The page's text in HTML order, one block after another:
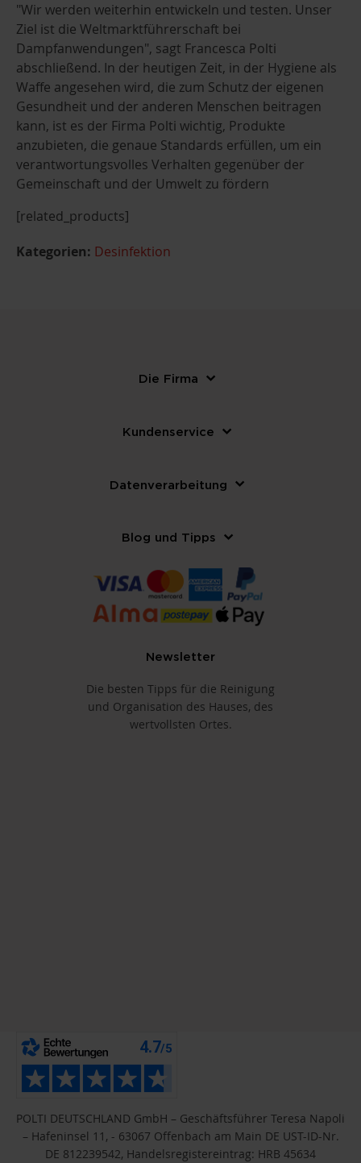
"Wir werden weiterhin entwickeln und testen. Unser
Ziel ist die Weltmarktführerschaft bei
Dampfanwendungen", sagt Francesca Polti
abschließend. In der heutigen Zeit, in der Hygiene als
Waffe angesehen wird, die zum Schutz der eigenen
Gesundheit und der anderen Menschen beitragen
kann, ist es der Firma Polti wichtig, Produkte
anzubieten, die genaue Standards erfüllen, um ein
verantwortungsvolles Verhalten gegenüber der
Gemeinschaft und der Umwelt zu fördern
[related_products]
Kategorien: Desinfektion
Die Firma
Kundenservice
Datenverarbeitung
Blog und Tipps
Newsletter
Die besten Tipps für die Reinigung
und Organisation des Hauses, des
wertvollsten Ortes.
POLTI DEUTSCHLAND GmbH – Geschäftsführer Teresa Napoli
– Hafeninsel 11, - 63067 Offenbach am Main DE UST-ID-Nr.
DE 812239542, Handelsregistereintrag: HRB 45634